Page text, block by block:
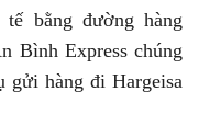
bằng đường hàng
Bình Express chúng
gửi hàng đi Hargeisa